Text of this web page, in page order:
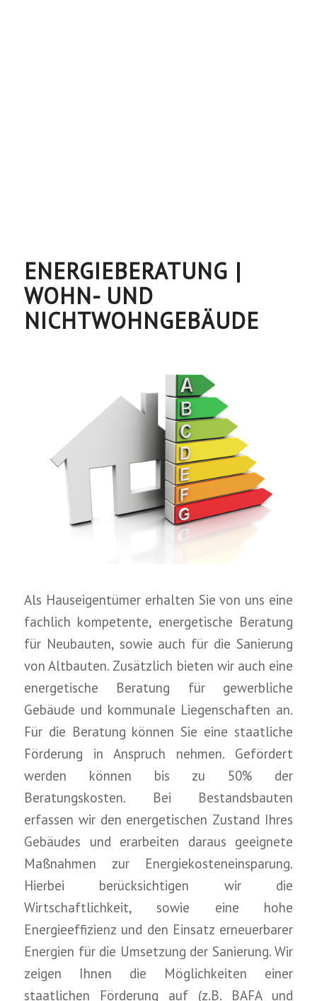
ENERGIEBERATUNG |
WOHN- UND
NICHTWOHNGEBÄUDE
Als Hauseigentümer erhalten Sie von uns eine
fachlich kompetente, energetische Beratung
für Neubauten, sowie auch für die Sanierung
von Altbauten. Zusätzlich bieten wir auch eine
energetische Beratung für gewerbliche
Gebäude und kommunale Liegenschaften an.
Für die Beratung können Sie eine staatliche
Förderung in Anspruch nehmen. Gefördert
werden können bis zu 50% der
Beratungskosten. Bei Bestandsbauten
erfassen wir den energetischen Zustand Ihres
Gebäudes und erarbeiten daraus geeignete
Maßnahmen zur Energiekosteneinsparung.
Hierbei berücksichtigen wir die
Wirtschaftlichkeit, sowie eine hohe
Energieeffizienz und den Einsatz erneuerbarer
Energien für die Umsetzung der Sanierung. Wir
zeigen Ihnen die Möglichkeiten einer
staatlichen Förderung auf (z.B. BAFA und